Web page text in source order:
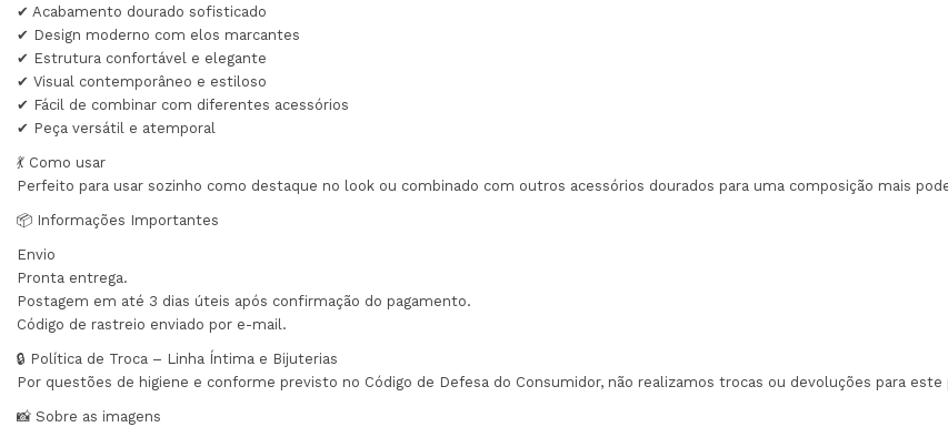
✔ Acabamento dourado sofisticado
✔ Design moderno com elos marcantes
✔ Estrutura confortável e elegante
✔ Visual contemporâneo e estiloso
✔ Fácil de combinar com diferentes acessórios
✔ Peça versátil e atemporal
💃 Como usar
Perfeito para usar sozinho como destaque no look ou combinado com outros acessórios dourados para uma composição mais
📦 Informações Importantes
Envio
Pronta entrega.
Postagem em até 3 dias úteis após confirmação do pagamento.
Código de rastreio enviado por e-mail.
🔒 Política de Troca – Linha Íntima e Bijuterias
Por questões de higiene e conforme previsto no Código de Defesa do Consumidor, não realizamos trocas ou devoluções para este
📸 Sobre as imagens